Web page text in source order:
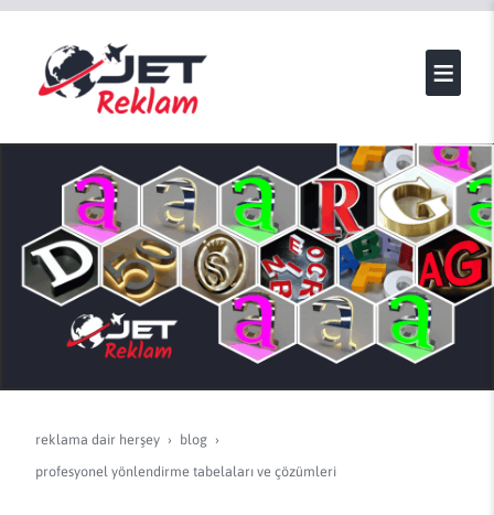
reklama dair herşey
blog
profesyonel yönlendirme tabelaları ve çözümleri